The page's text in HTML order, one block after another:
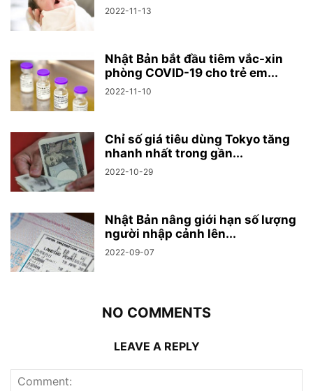
2022-11-13
Nhật Bản bắt đầu tiêm vắc-xin
phòng COVID-19 cho trẻ em...
2022-11-10
Chỉ số giá tiêu dùng Tokyo tăng
nhanh nhất trong gần...
2022-10-29
Nhật Bản nâng giới hạn số lượng
người nhập cảnh lên...
2022-09-07
NO COMMENTS
LEAVE A REPLY